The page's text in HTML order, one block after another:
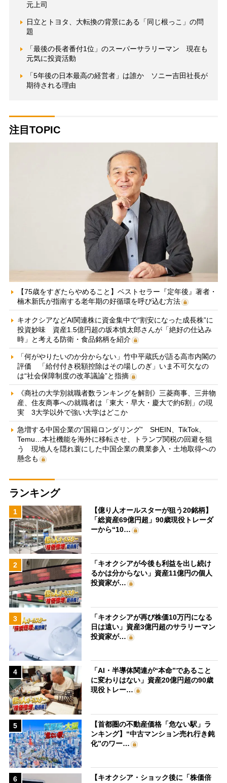
元上司
日立とトヨタ、大転換の背景にある「同じ根っこ」の問
題
「最後の長者番付1位」のスーパーサラリーマン 現在も
元気に投資活動
「5年後の日本最高の経営者」は誰か ソニー吉田社長が
期待される理由
注目TOPIC
【75歳をすぎたらやめること】ベストセラー『定年後』著者・
楠木新氏が指南する老年期の好循環を呼び込む方法
キオクシアなどAI関連株に資金集中で“割安になった成長株”に
投資妙味 資産1.5億円超の坂本慎太郎さんが「絶好の仕込み
時」と考える防衛・食品銘柄を紹介
「何がやりたいのか分からない」竹中平蔵氏が語る高市内閣の
評価 「給付付き税額控除はその場しのぎ」いま不可欠なの
は“社会保障制度の改革議論”と指摘
《商社の大学別就職者数ランキングを解剖》三菱商事、三井物
産、住友商事への就職者は「東大・早大・慶大で約6割」の現
実 3大学以外で強い大学はどこか
急増する中国企業の“国籍ロンダリング” SHEIN、TikTok、
Temu…本社機能を海外に移転させ、トランプ関税の回避を狙
う 現地人を隠れ蓑にした中国企業の農業参入・土地取得への
懸念も
ランキング
1
【億り人オールスターが狙う20銘柄】
「総資産69億円超」90歳現役トレーダ
ーから“10…
2
「キオクシアが今後も利益を出し続け
るかは分からない」資産11億円の個人
投資家が…
3
「キオクシアが再び株価10万円になる
日は遠い」資産3億円超のサラリーマン
投資家が…
4
「AI・半導体関連が“本命”であること
に変わりはない」資産20億円超の90歳
現役トレー…
5
【首都圏の不動産価格「危ない駅」ラ
ンキング】“中古マンション売れ行き鈍
化”のワー…
6 【キオクシア・ショック後に「株価倍